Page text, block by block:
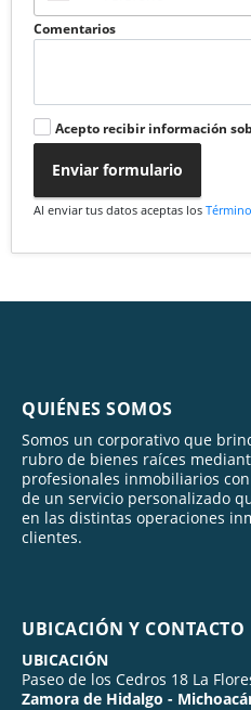
Comentarios
Acepto recibir información
Enviar formulario
Al enviar tus datos aceptas los
QUIÉNES SOMOS
Somos un corporativo que
rubro de bienes raíces
profesionales inmobiliarios
de un servicio personalizado
en las distintas operaciones
clientes.
UBICACIÓN Y CONTACTO
UBICACIÓN
Paseo de los Cedros 18 La
Zamora de Hidalgo -